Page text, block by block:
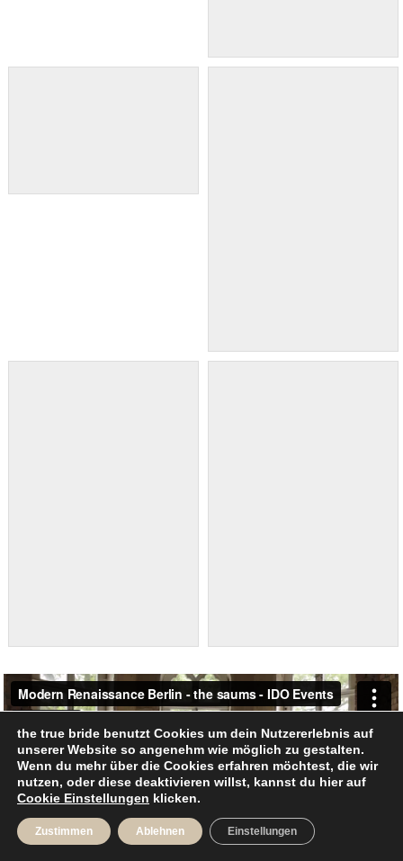
the true bride benutzt Cookies um dein Nutzererlebnis auf
unserer Website so angenehm wie möglich zu gestalten.
Wenn du mehr über die Cookies erfahren möchtest, die wir
nutzen, oder diese deaktivieren willst, kannst du hier auf
Cookie Einstellungen klicken.
Zustimmen Ablehnen Einstellungen